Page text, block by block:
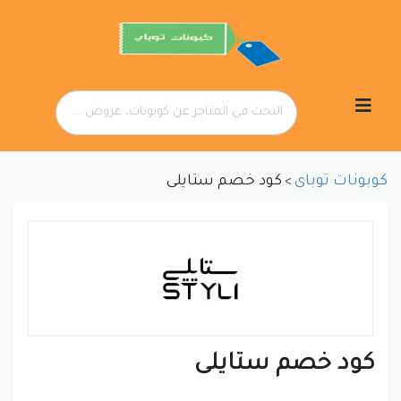
إلى
كوبونات توباى > كود خصم ستايلى
كود خصم ستايلى